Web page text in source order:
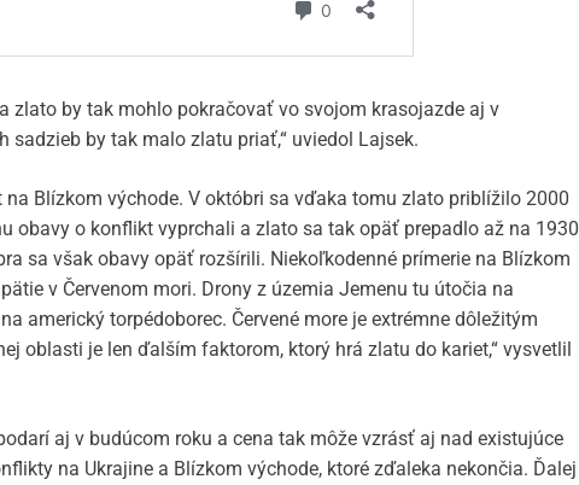
zlato by tak mohlo pokračovať vo svojom krasojazde aj v
sadzieb by tak malo zlatu priať,“ uviedol Lajsek.
Blízkom východe. V októbri sa vďaka tomu zlato priblížilo 2000
obavy o konflikt vyprchali a zlato sa tak opäť prepadlo až na 1930
sa však obavy opäť rozšírili. Niekoľkodenné prímerie na Blízkom
v Červenom mori. Drony z územia Jemenu tu útočia na
americký torpédoborec. Červené more je extrémne dôležitým
oblasti je len ďalším faktorom, ktorý hrá zlatu do kariet,“ vysvetlil
aj v budúcom roku a cena tak môže vzrásť aj nad existujúce
na Ukrajine a Blízkom východe, ktoré zďaleka nekončia. Ďalej